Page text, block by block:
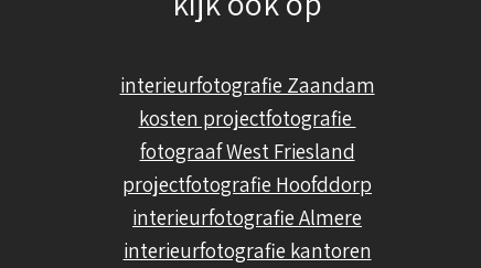
interieurfotografie Zaandam
kosten projectfotografie
fotograaf West Friesland
projectfotografie Hoofddorp
interieurfotografie Almere
interieurfotografie kantoren